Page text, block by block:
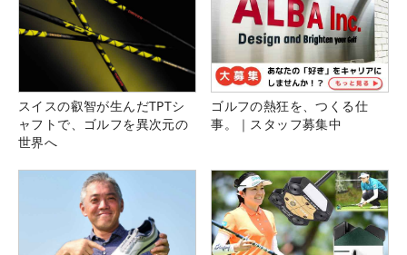
スイスの叡智が生んだTPTシ
ャフトで、ゴルフを異次元の
世界へ
ゴルフの熱狂を、つくる仕
事。｜スタッフ募集中